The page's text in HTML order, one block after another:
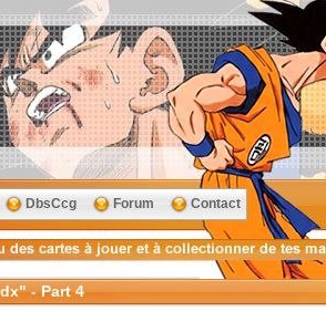
DbsCcg Forum Contact
- Part 4